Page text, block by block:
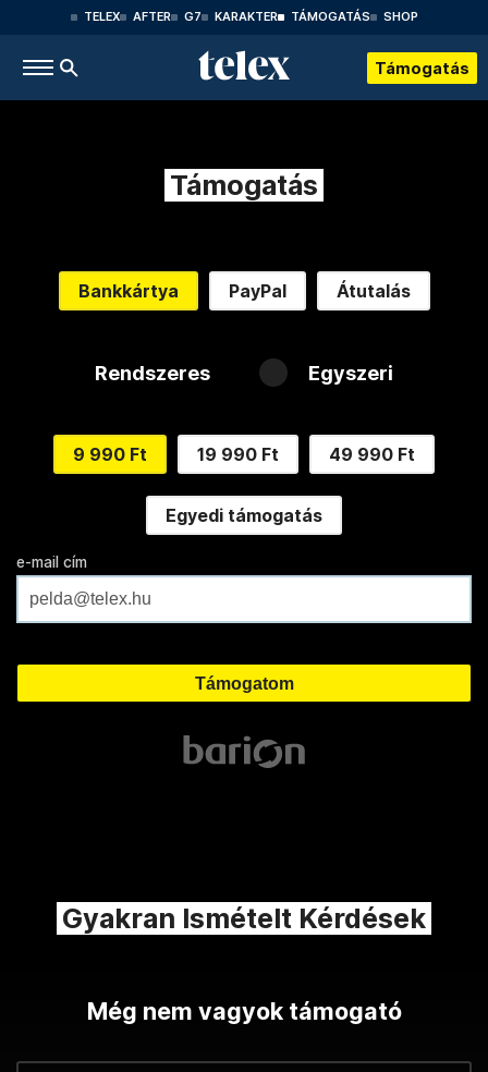
TELEX AFTER G7 KARAKTER TÁMOGATÁS SHOP
Támogatás
Támogatás
Bankkártya PayPal Átutalás
Rendszeres Egyszeri
9 990 Ft 19 990 Ft 49 990 Ft
Egyedi támogatás
e-mail cím
Gyakran Ismételt Kérdések
Még nem vagyok támogató